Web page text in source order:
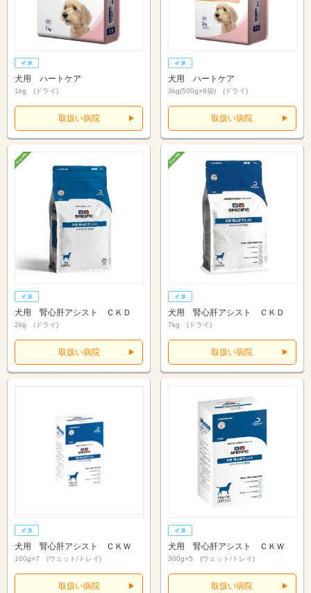
犬用 ハートケア
1kg (ドライ)
取扱い病院
犬用 ハートケア
3kg(500g×6袋) (ドライ)
取扱い病院
犬用 腎心肝アシスト ＣＫＤ
2kg (ドライ)
取扱い病院
犬用 腎心肝アシスト ＣＫＤ
7kg (ドライ)
取扱い病院
犬用 腎心肝アシスト ＣＫＷ
100g×7 (ウェット/トレイ)
取扱い病院
犬用 腎心肝アシスト ＣＫＷ
300g×5 (ウェット/トレイ)
取扱い病院